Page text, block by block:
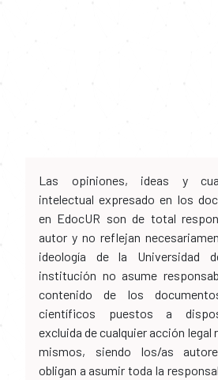
Las opiniones, ideas y
intelectual expresado en los
en EdocUR son de total
autor y no reflejan
ideología de la Universidad
institución no asume
contenido de los
científicos puestos a
excluida de cualquier acción legal
mismos, siendo los/as
obligan a asumir toda la